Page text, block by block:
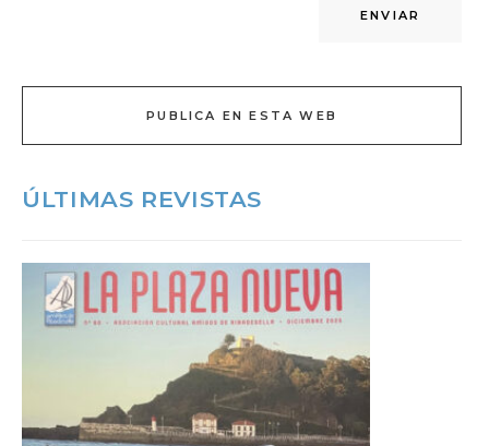
PUBLICA EN ESTA WEB
ÚLTIMAS REVISTAS